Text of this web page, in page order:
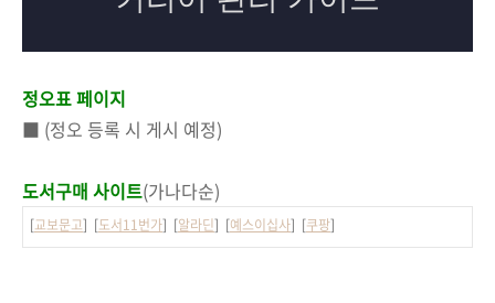
정오표 페이지
■ (정오 등록 시 게시 예정)
도서구매 사이트(가나다순)
[교보문고] [도서11번가] [알라딘] [예스이십사] [쿠팡]